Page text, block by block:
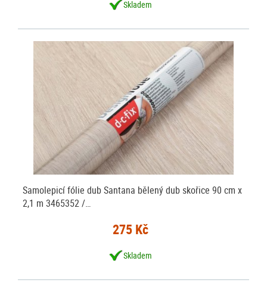
Skladem
Samolepicí fólie dub Santana bělený dub skořice 90 cm x
2,1 m 3465352 /…
275 Kč
Skladem